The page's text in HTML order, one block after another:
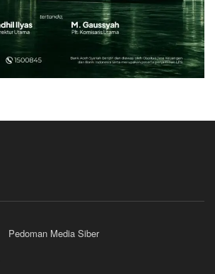
Pedoman Media Siber